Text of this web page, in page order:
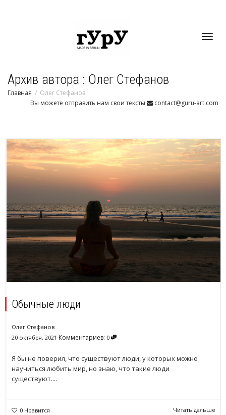
Архив автора : Олег Стефанов
Главная
Олег Стефанов
Вы можете отправить нам свои тексты
contact@guru-art.com
Обычные люди
Олег Стефанов
20 октября, 2021 Комментариев: 0
Я бы не поверил, что существуют люди, у которых можно
научиться любить мир, но знаю, что такие люди
существуют....
0 Нравится Читать дальше